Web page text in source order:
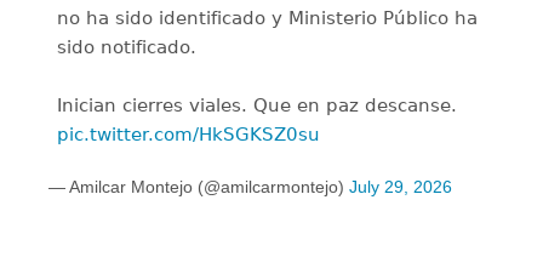
no ha sido identificado y Ministerio Público ha
sido notificado.
Inician cierres viales. Que en paz descanse.
pic.twitter.com/HkSGKSZ0su
— Amilcar Montejo (@amilcarmontejo) July 29, 2026